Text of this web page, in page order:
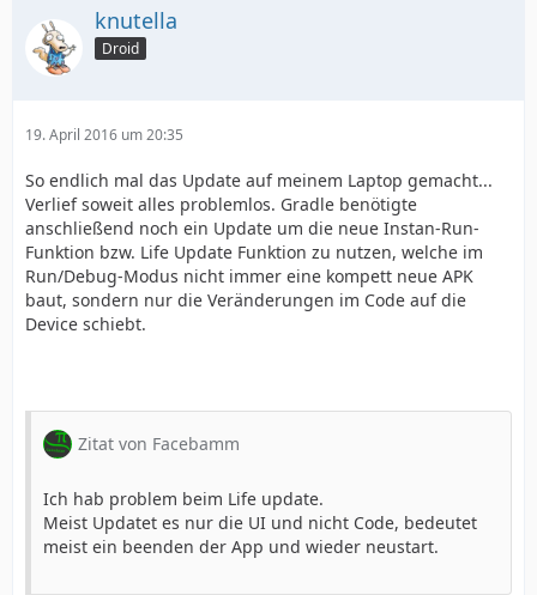
knutella
Droid
19. April 2016 um 20:35
So endlich mal das Update auf meinem Laptop gemacht...
Verlief soweit alles problemlos. Gradle benötigte
anschließend noch ein Update um die neue Instan-Run-
Funktion bzw. Life Update Funktion zu nutzen, welche im
Run/Debug-Modus nicht immer eine kompett neue APK
baut, sondern nur die Veränderungen im Code auf die
Device schiebt.
Zitat von Facebamm
Ich hab problem beim Life update.
Meist Updatet es nur die UI und nicht Code, bedeutet
meist ein beenden der App und wieder neustart.